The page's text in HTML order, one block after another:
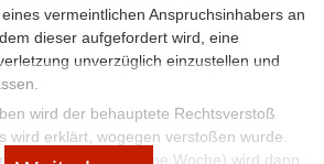
deutschen Entwurfs liegt der
dem 1. Januar 2021 bei der neuen
Dass noch ein Kompromiss
erzielt werden kann, erscheint
ist nicht ersichtlich, warum den
woran bereits ein gutes Dutzend
vermeintlichen Anspruchsinhabers an
dieser aufgefordert wird, eine
unverzüglich einzustellen und
wird der behauptete Rechtsverstoß
wird erklärt, wogegen verstoßen wurde.
kurzen Frist (zirka eine Woche) wird dann